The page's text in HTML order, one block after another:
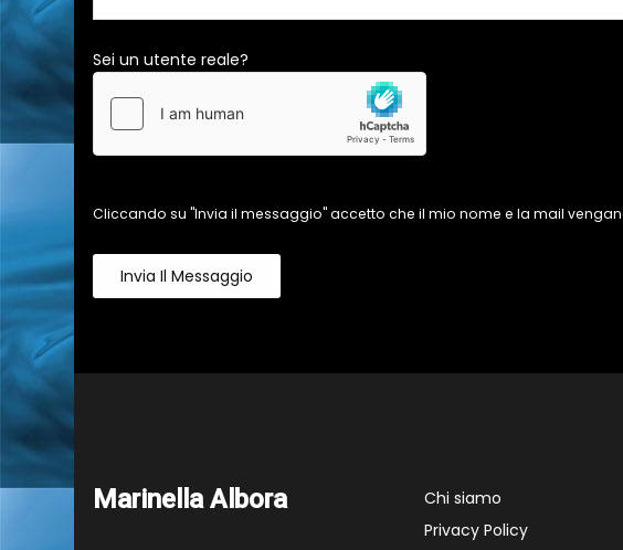
Sei un utente reale?
Cliccando su "Invia il messaggio" accetto che il mio nome e la mail
Invia Il Messaggio
Marinella Albora
Chi siamo
Privacy Policy